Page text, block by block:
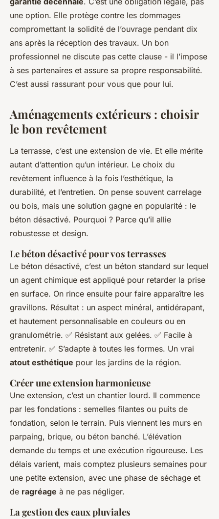
une option. Elle protège contre les dommages
compromettant la solidité de l’ouvrage pendant dix
ans après la réception des travaux. Un bon
professionnel ne discute pas cette clause - il l’impose
à ses partenaires et assure sa propre responsabilité.
C’est aussi rassurant pour vous que pour lui.
Aménagements extérieurs : choisir
le bon revêtement
La terrasse, c’est une extension de vie. Et elle mérite
autant d’attention qu’un intérieur. Le choix du
revêtement influence à la fois l’esthétique, la
durabilité, et l’entretien. On pense souvent carrelage
ou bois, mais une solution gagne en popularité : le
béton désactivé. Pourquoi ? Parce qu’il allie
robustesse et design.
Le béton désactivé pour vos terrasses
Le béton désactivé, c’est un béton standard sur lequel
un agent chimique est appliqué pour retarder la prise
en surface. On rince ensuite pour faire apparaître les
gravillons. Résultat : un aspect minéral, antidérapant,
et hautement personnalisable en couleurs ou en
granulométrie. ✅ Résistant aux gelées. ✅ Facile à
entretenir. ✅ S’adapte à toutes les formes. Un vrai
atout esthétique pour les jardins de la région.
Créer une extension harmonieuse
Une extension, c’est un chantier lourd. Il commence
par les fondations : semelles filantes ou puits de
fondation, selon le terrain. Puis viennent les murs en
parpaing, brique, ou béton banché. L’élévation
demande du temps et une exécution rigoureuse. Les
délais varient, mais comptez plusieurs semaines pour
une petite extension, avec une phase de séchage et
de ragréage à ne pas négliger.
La gestion des eaux pluviales